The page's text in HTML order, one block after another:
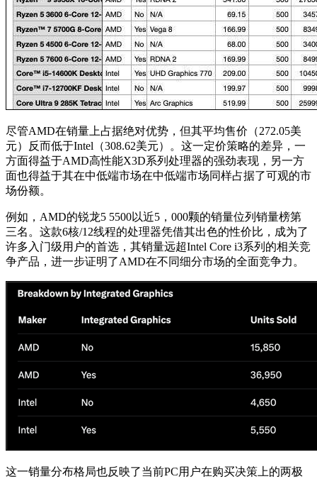
尽管AMD在销量上占据绝对优势，但其平均售价（272.05美
元）反而低于Intel（308.62美元）。这一定价策略的差异，一
方面得益于AMD高性能X3D系列处理器的强劲表现，另一方
面也得益于其在中低端市场在中低端市场同样占据了可观的市
场份额。
例如，AMD的锐龙5 5500以近5，000颗的销量位列销量榜第
三名。这款6核/12线程的处理器凭借其出色的性价比，成为了
许多入门级用户的首选，其销量远超Intel Core i3系列的相关竞
争产品，进一步证明了AMD在不同细分市场的全面竞争力。
这一销量分布格局也反映了当前PC用户在购买决策上的两极